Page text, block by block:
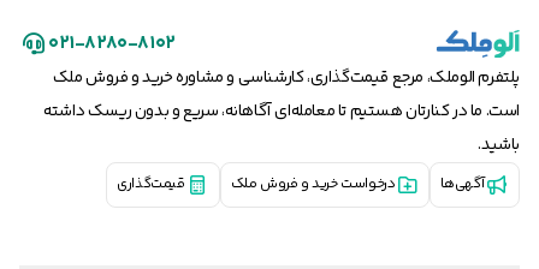
۰۲۱-۸۲۸۰-۸۱۰۲
پلتفرم الوملک، مرجع قیمت‌گذاری، کارشناسی و مشاوره خرید و فروش ملک
است. ما در کنارتان هستیم تا معامله‌ای آگاهانه، سریع و بدون ریسک داشته
باشید.
آگهی‌ها درخواست خرید و فروش ملک قیمت‌گذاری